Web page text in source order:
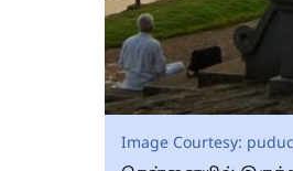
Image Courtesy: